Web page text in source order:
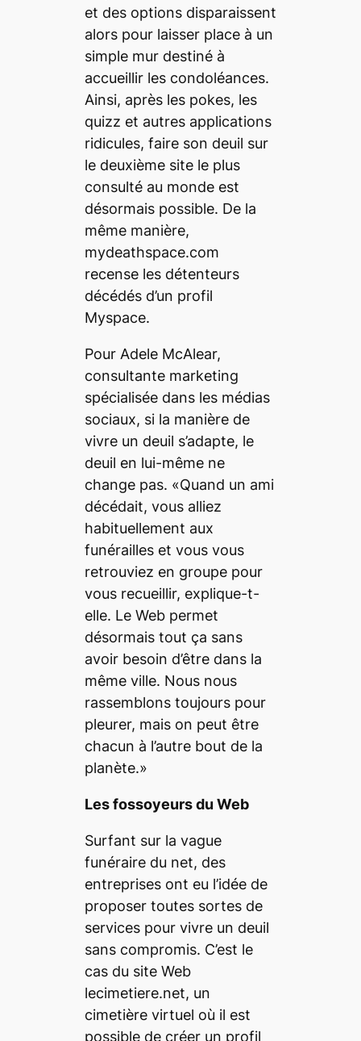
et des options disparaissent
alors pour laisser place à un
simple mur destiné à
accueillir les condoléances.
Ainsi, après les pokes, les
quizz et autres applications
ridicules, faire son deuil sur
le deuxième site le plus
consulté au monde est
désormais possible. De la
même manière,
mydeathspace.com
recense les détenteurs
décédés d’un profil
Myspace.
Pour Adele McAlear,
consultante marketing
spécialisée dans les médias
sociaux, si la manière de
vivre un deuil s’adapte, le
deuil en lui-même ne
change pas. «Quand un ami
décédait, vous alliez
habituellement aux
funérailles et vous vous
retrouviez en groupe pour
vous recueillir, explique-t-
elle. Le Web permet
désormais tout ça sans
avoir besoin d’être dans la
même ville. Nous nous
rassemblons toujours pour
pleurer, mais on peut être
chacun à l’autre bout de la
planète.»
Les fossoyeurs du Web
Surfant sur la vague
funéraire du net, des
entreprises ont eu l’idée de
proposer toutes sortes de
services pour vivre un deuil
sans compromis. C’est le
cas du site Web
lecimetiere.net, un
cimetière virtuel où il est
possible de créer un profil